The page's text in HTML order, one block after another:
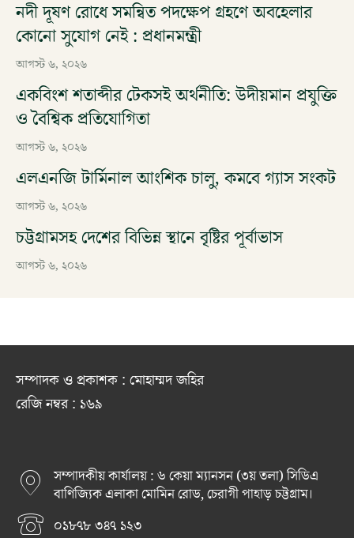
নদী দূষণ রোধে সমন্বিত পদক্ষেপ গ্রহণে অবহেলার
কোনো সুযোগ নেই : প্রধানমন্ত্রী
আগস্ট ৬, ২০২৬
একবিংশ শতাব্দীর টেকসই অর্থনীতি: উদীয়মান প্রযুক্তি
ও বৈশ্বিক প্রতিযোগিতা
আগস্ট ৬, ২০২৬
এলএনজি টার্মিনাল আংশিক চালু, কমবে গ্যাস সংকট
আগস্ট ৬, ২০২৬
চট্টগ্রামসহ দেশের বিভিন্ন স্থানে বৃষ্টির পূর্বাভাস
আগস্ট ৬, ২০২৬
সম্পাদক ও প্রকাশক : মোহাম্মদ জহির
রেজি নম্বর : ১৬৯
সম্পাদকীয় কার্যালয় : ৬ কেয়া ম্যানসন (৩য় তলা) সিডিএ
বাণিজ্যিক এলাকা মোমিন রোড, চেরাগী পাহাড় চট্টগ্রাম।
০১৮৭৮ ৩৪৭ ১২৩